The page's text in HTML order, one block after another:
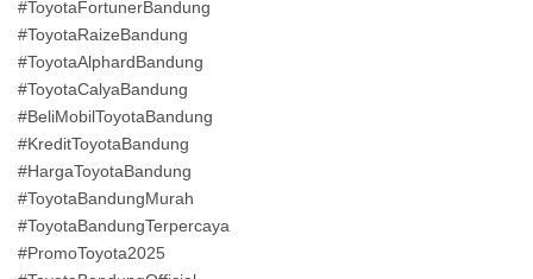
#ToyotaFortunerBandung
#ToyotaRaizeBandung
#ToyotaAlphardBandung
#ToyotaCalyaBandung
#BeliMobilToyotaBandung
#KreditToyotaBandung
#HargaToyotaBandung
#ToyotaBandungMurah
#ToyotaBandungTerpercaya
#PromoToyota2025